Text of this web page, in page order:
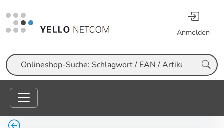
Anmelden
Suche